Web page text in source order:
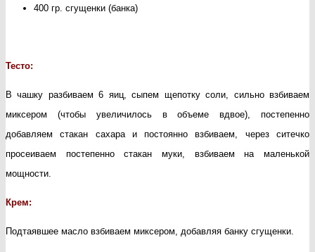
400 гр. сгущенки (банка)
Тесто:
В чашку разбиваем 6 яиц, сыпем щепотку соли, сильно взбиваем
миксером (чтобы увеличилось в объеме вдвое), постепенно
добавляем стакан сахара и постоянно взбиваем, через ситечко
просеиваем постепенно стакан муки, взбиваем на маленькой
мощности.
Крем:
Подтаявшее масло взбиваем миксером, добавляя банку сгущенки.